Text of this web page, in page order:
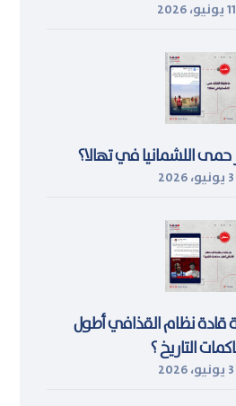
في ليبيا
11 يونيو، 2026
حمى اللشمانيا في تهالا؟
3 يونيو، 2026
قادة نظام القذافي أطول
التاريخ ؟
3 يونيو، 2026